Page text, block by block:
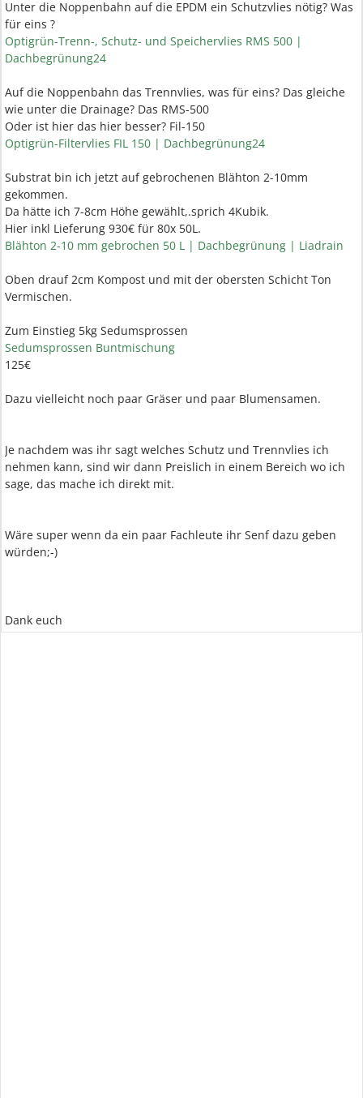
Unter die Noppenbahn auf die EPDM ein Schutzvlies nötig? Was
für eins ?
Optigrün-Trenn-, Schutz- und Speichervlies RMS 500 |
Dachbegrünung24
Auf die Noppenbahn das Trennvlies, was für eins? Das gleiche
wie unter die Drainage? Das RMS-500
Oder ist hier das hier besser? Fil-150
Optigrün-Filtervlies FIL 150 | Dachbegrünung24
Substrat bin ich jetzt auf gebrochenen Blähton 2-10mm
gekommen.
Da hätte ich 7-8cm Höhe gewählt,.sprich 4Kubik.
Hier inkl Lieferung 930€ für 80x 50L.
Blähton 2-10 mm gebrochen 50 L | Dachbegrünung | Liadrain
Oben drauf 2cm Kompost und mit der obersten Schicht Ton
Vermischen.
Zum Einstieg 5kg Sedumsprossen
Sedumsprossen Buntmischung
125€
Dazu vielleicht noch paar Gräser und paar Blumensamen.
Je nachdem was ihr sagt welches Schutz und Trennvlies ich
nehmen kann, sind wir dann Preislich in einem Bereich wo ich
sage, das mache ich direkt mit.
Wäre super wenn da ein paar Fachleute ihr Senf dazu geben
würden;-)
Dank euch